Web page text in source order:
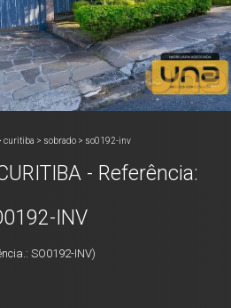
curitiba > sobrado > so0192-inv
- Referência:
INV
SO0192-INV)